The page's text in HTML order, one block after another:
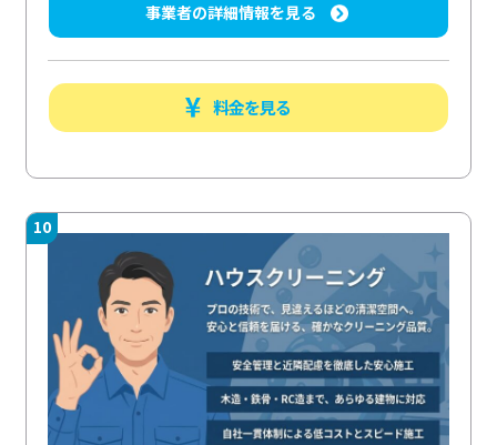
事業者の詳細情報を見る
料金を見る
10